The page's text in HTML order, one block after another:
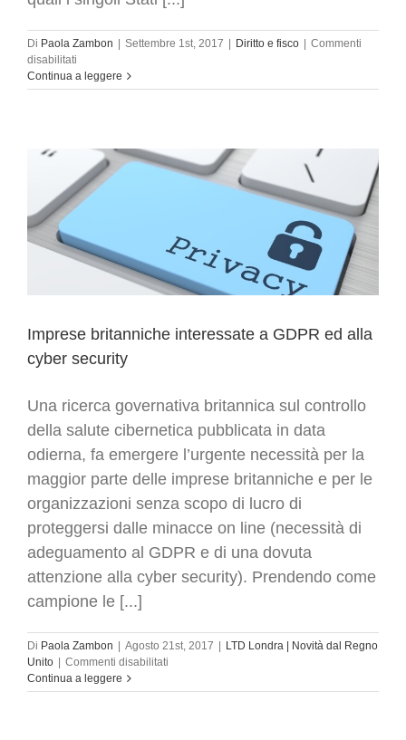
Di Paola Zambon | Settembre 1st, 2017 | Diritto e fisco | Commenti
disabilitati
La
mappa
status
quo
in
Continua a leggere
Imprese britanniche interessate a GDPR ed alla
cyber security
Una ricerca governativa britannica sul controllo
della salute cibernetica pubblicata in data
odierna, fa emergere l’urgente necessità per la
maggior parte delle imprese britanniche e per le
organizzazioni senza scopo di lucro di
proteggersi dalle minacce on line (necessità di
adeguamento al GDPR e di una dovuta
attenzione alla cyber security). Prendendo come
campione le [...]
Di Paola Zambon Agosto 21st, 2017
LTD Londra | Novità dal Regno
Unito
Commenti disabilitati
britanniche
Continua a leggere